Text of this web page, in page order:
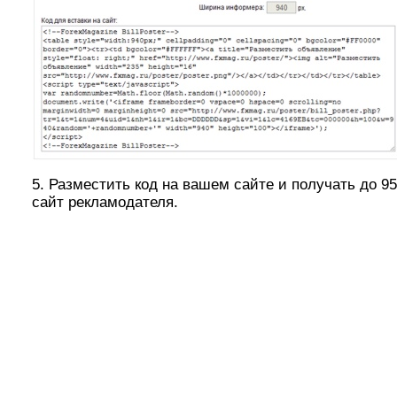
5. Разместить код на вашем сайте и получать до
сайт рекламодателя.